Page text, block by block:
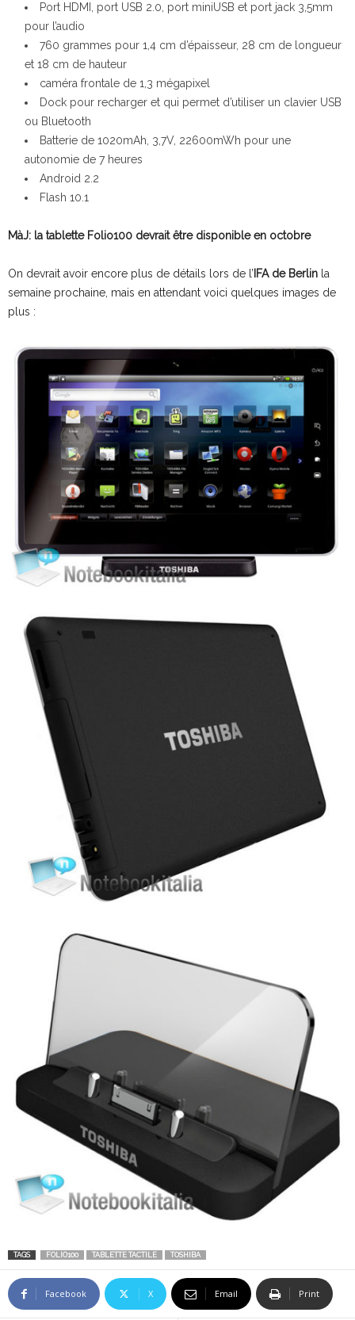
Port HDMI, port USB 2.0, port miniUSB et port jack 3,5mm
pour l’audio
760 grammes pour 1,4 cm d’épaisseur, 28 cm de longueur
et 18 cm de hauteur
caméra frontale de 1,3 mégapixel
Dock pour recharger et qui permet d’utiliser un clavier USB
ou Bluetooth
Batterie de 1020mAh, 3,7V, 22600mWh pour une
autonomie de 7 heures
Android 2.2
Flash 10.1
MàJ: la tablette Folio100 devrait être disponible en octobre
On devrait avoir encore plus de détails lors de l’ IFA de Berlin la
semaine prochaine, mais en attendant voici quelques images de
plus :
TAGS FOLIO100 TABLETTE TACTILE TOSHIBA
Facebook X Email Print